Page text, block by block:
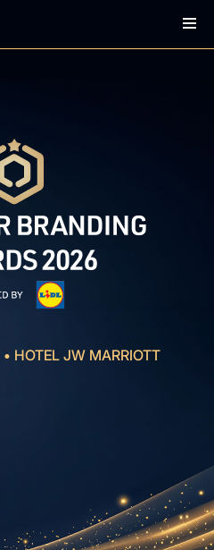
• HOTEL JW MARRIOTT